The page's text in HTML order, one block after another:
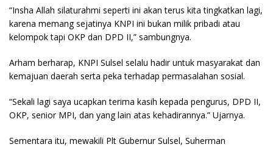
“Insha Allah silaturahmi seperti ini akan terus kita tingkatkan lagi,
karena memang sejatinya KNPI ini bukan milik pribadi atau
kelompok tapi OKP dan DPD II,” sambungnya.
Arham berharap, KNPI Sulsel selalu hadir untuk masyarakat dan
kemajuan daerah serta peka terhadap permasalahan sosial.
“Sekali lagi saya ucapkan terima kasih kepada pengurus, DPD II,
OKP, senior MPI, dan yang lain atas kehadirannya.” Ujarnya.
Sementara itu, mewakili Plt Gubernur Sulsel, Suherman